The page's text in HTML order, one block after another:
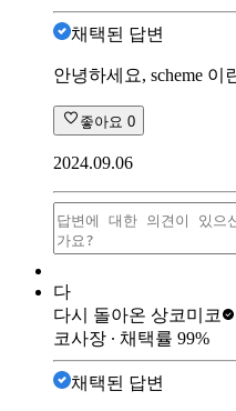
채택된 답변
안녕하세요, scheme
좋아요 0
2024.09.06
다
다시 돌아온 상코미코
코사장 ∙ 채택률 99%
채택된 답변